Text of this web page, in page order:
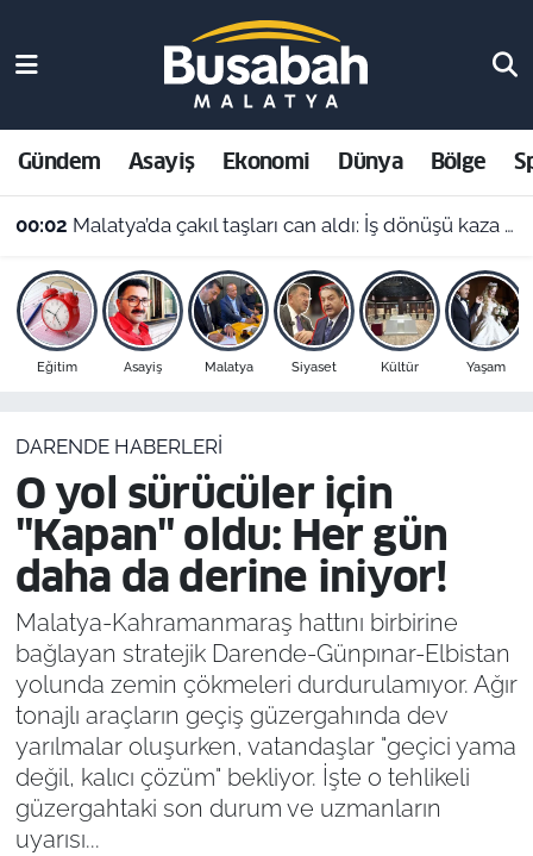
Gündem Asayiş Ekonomi Dünya Bölge
00:02 Malatya’da çakıl taşları can aldı: İş dönüşü kaza yapan motosikletli hayatını kaybetti
Eğitim Asayiş Malatya Siyaset Kültür Yaşam
DARENDE HABERLERI
O yol sürücüler için
"Kapan" oldu: Her gün
daha da derine iniyor!
Malatya-Kahramanmaraş hattını birbirine
bağlayan stratejik Darende-Günpınar-Elbistan
yolunda zemin çökmeleri durdurulamıyor. Ağır
tonajlı araçların geçiş güzergahında dev
yarılmalar oluşurken, vatandaşlar "geçici yama
değil, kalıcı çözüm" bekliyor. İşte o tehlikeli
güzergahtaki son durum ve uzmanların
uyarısı...
Asayiş
Ekonomi
Dünya
Bölge
Resmi İlanlar
Malatya Nöbetçi Eczaneler
Malatya Hava Durumu
Malatya Namaz Vakitleri
Malatya Trafik Yoğunluk Haritası
Süper Lig Puan Durumu ve Fikstür
Son Dakika Haberleri
Haber Arşivi